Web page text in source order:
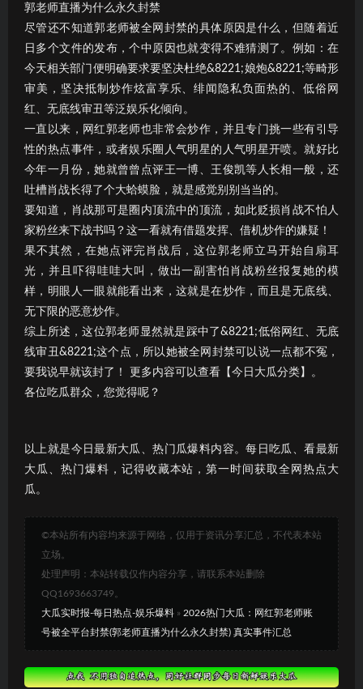
郭老师直播为什么永久封禁
尽管还不知道郭老师被全网封禁的具体原因是什么，但随着近
日多个文件的发布，个中原因也就变得不难猜测了。例如：在
今天相关部门便明确要求要坚决杜绝&8221;娘炮&8221;等畸形
审美，坚决抵制炒作炫富享乐、绯闻隐私负面热的、低俗网
红、无底线审丑等泛娱乐化倾向。
一直以来，网红郭老师也非常会炒作，并且专门挑一些有引导
性的热点事件，或者娱乐圈人气明星的人气明星开喷。就好比
今年一月份，她就曾曾点评王一博、王俊凯等人长相一般，还
吐槽肖战长得了个大蛤蟆脸，就是感觉别别当当的。
要知道，肖战那可是圈内顶流中的顶流，如此贬损肖战不怕人
家粉丝来下战书吗？这一看就有借题发挥、借机炒作的嫌疑！
果不其然，在她点评完肖战后，这位郭老师立马开始自扇耳
光，并且吓得哇哇大叫，做出一副害怕肖战粉丝报复她的模
样，明眼人一眼就能看出来，这就是在炒作，而且是无底线、
无下限的恶意炒作。
综上所述，这位郭老师显然就是踩中了&8221;低俗网红、无底
线审丑&8221;这个点，所以她被全网封禁可以说一点都不冤，
要我说早就该封了！ 更多内容可以查看【今日大瓜分类】。
各位吃瓜群众，您觉得呢？
以上就是今日最新大瓜、热门瓜爆料内容。每日吃瓜、看最新
大瓜、热门爆料，记得收藏本站，第一时间获取全网热点大
瓜。
©本站所有内容均来源于网络，仅用于资讯分享汇总，不代表本站
立场。
处理声明：本站转载仅作内容分享，请联系本站删除
QQ1693663749。
大瓜实时报-每日热点-娱乐爆料 » 2026热门大瓜：网红郭老师账
号被全平台封禁(郭老师直播为什么永久封禁) 真实事件汇总